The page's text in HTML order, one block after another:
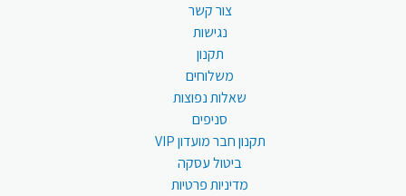
צור קשר
נגישות
תקנון
משלוחים
שאלות נפוצות
סניפים
תקנון חבר מועדון VIP
ביטול עסקה
מדיניות פרטיות